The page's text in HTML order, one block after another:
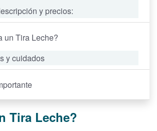
y precios:
un Tira Leche?
y cuidados
Tira Leche?